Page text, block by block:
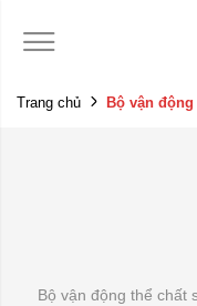
Trang chủ Bộ vận
Bộ vận động thể chất